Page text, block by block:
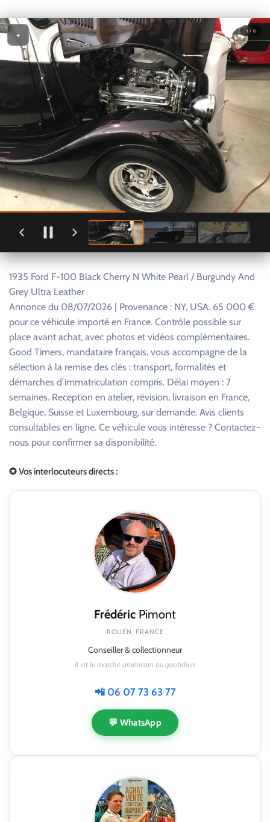
1 / 8
+
1935 Ford F-100 Black Cherry N White Pearl / Burgundy And
Grey Ultra Leather
Annonce du 08/07/2026 | Provenance : NY, USA. 65 000 €
pour ce véhicule importé en France. Contrôle possible sur
place avant achat, avec photos et vidéos complémentaires.
Good Timers, mandataire français, vous accompagne de la
sélection à la remise des clés : transport, formalités et
démarches d’immatriculation compris. Délai moyen : 7
semaines. Reception en atelier, révision, livraison en France,
Belgique, Suisse et Luxembourg, sur demande. Avis clients
consultables en ligne. Ce véhicule vous intéresse ? Contactez-
nous pour confirmer sa disponibilité.
✪ Vos interlocuteurs directs :
Frédéric Pimont
ROUEN, FRANCE
Conseiller & collectionneur
Il vit le marché américain au quotidien
📲 06 07 73 63 77
💬 WhatsApp